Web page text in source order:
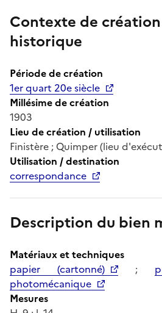
Contexte de
historique
Période de création
1er quart 20e siècle
Millésime de création
1903
Lieu de création / utilisation
Finistère ; Quimper (lieu
Utilisation / destination
correspondance
Description du bien
Matériaux et techniques
papier (cartonné)
;
photomécanique
Mesures